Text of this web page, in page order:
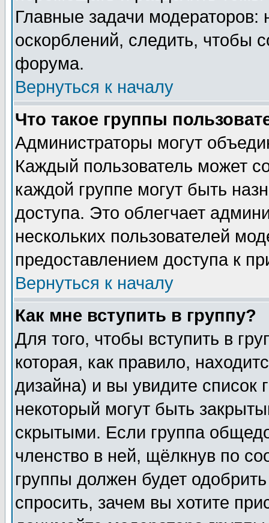
Главные задачи
оскорблений, следить, чтобы
форума.
Вернуться к началу
Что такое группы
Администраторы могут
Каждый пользователь может
каждой группе могут быть
доступа. Это облегчает
нескольких пользователей
предоставлением доступа к
Вернуться к началу
Как мне вступить в группу?
Для того, чтобы вступить в
которая, как правило,
дизайна) и вы увидите список
некоторый могут быть
скрытыми. Если группа
членство в ней, щёлкнув по
группы должен будет
спросить, зачем вы хотите